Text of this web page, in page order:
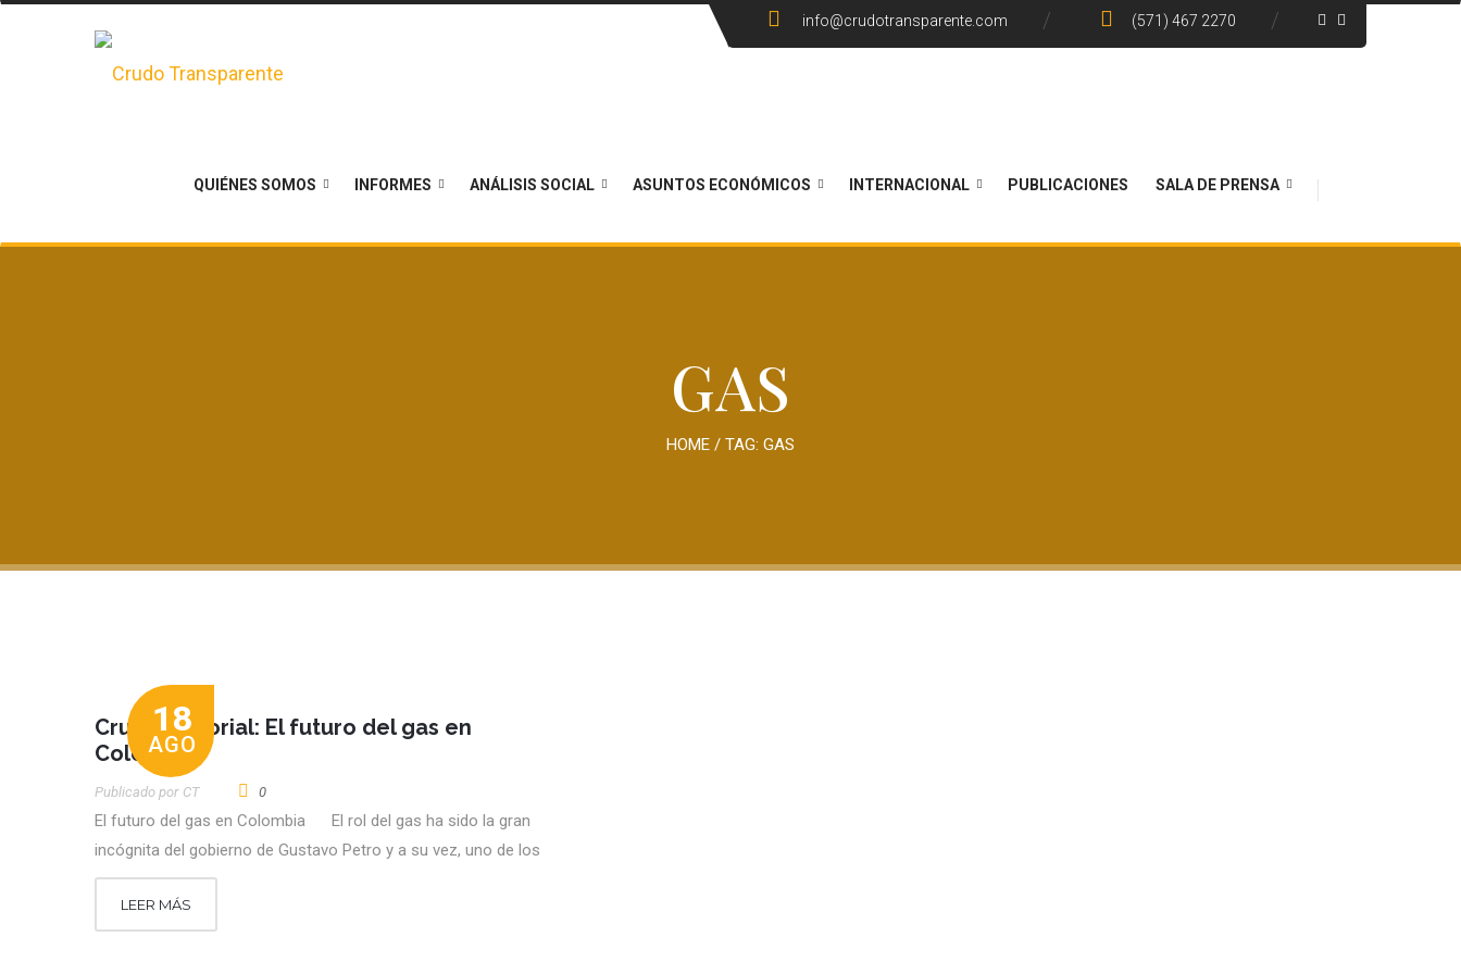
info@crudotransparente.com (571) 467 2270
QUIÉNES SOMOS INFORMES ANÁLISIS SOCIAL ASUNTOS ECONÓMICOS INTERNACIONAL PUBLICACIONES SALA DE PRENSA
GAS
HOME / TAG: GAS
18
AGO
Crudo Editorial: El futuro del gas en
Colombia
Publicado por CT 0
El futuro del gas en Colombia El rol del gas ha sido la gran
incógnita del gobierno de Gustavo Petro y a su vez, uno de los
LEER MÁS